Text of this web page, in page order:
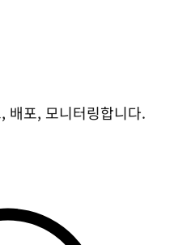
배포, 모니터링합니다.